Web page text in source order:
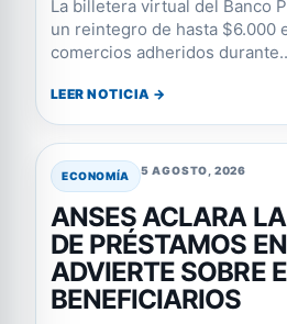
La billetera virtual del Banco
un reintegro de hasta $6.000
comercios adheridos
LEER NOTICIA →
ECONOMÍA 5 AGOSTO, 2026
ANSES ACLARA
DE PRÉSTAMOS
ADVIERTE SOBRE
BENEFICIARIOS